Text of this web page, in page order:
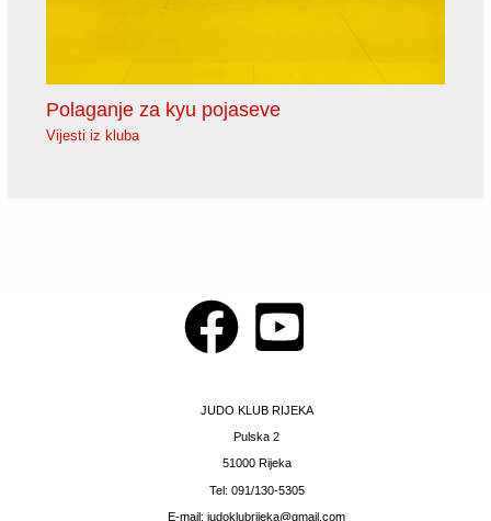
Polaganje za kyu pojaseve
Vijesti iz kluba
JUDO KLUB RIJEKA
Pulska 2
51000 Rijeka
Tel: 091/130-5305
E-mail: judoklubrijeka@gmail.com